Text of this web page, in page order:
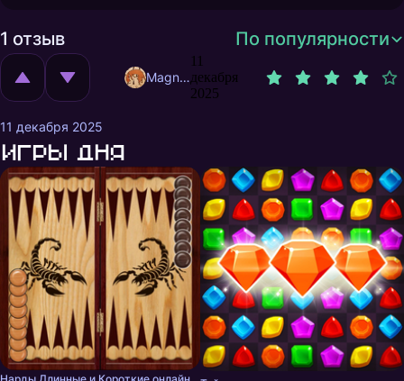
1 отзыв По популярности
MagnificentMrFox
11
декабря
2025
11 декабря 2025
Игры дня